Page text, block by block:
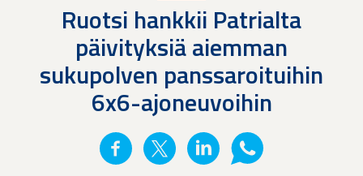
Ruotsi hankkii Patrialta
päivityksiä aiemman
sukupolven panssaroituihin
6x6-ajoneuvoihin